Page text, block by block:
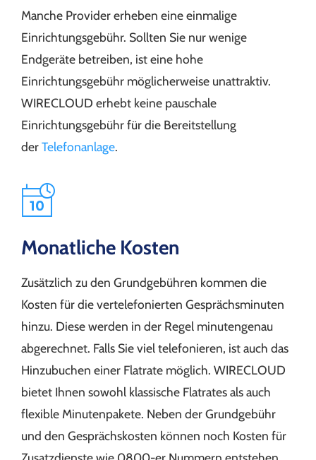
Manche Provider erheben eine einmalige
Einrichtungsgebühr. Sollten Sie nur wenige
Endgeräte betreiben, ist eine hohe
Einrichtungsgebühr möglicherweise unattraktiv.
WIRECLOUD erhebt keine pauschale
Einrichtungsgebühr für die Bereitstellung
derTelefonanlage.
Monatliche Kosten
Zusätzlich zu den Grundgebühren kommen die
Kosten für die vertelefonierten Gesprächsminuten
hinzu. Diese werden in der Regel minutengenau
abgerechnet. Falls Sie viel telefonieren, ist auch das
Hinzubuchen einer Flatrate möglich. WIRECLOUD
bietet Ihnen sowohl klassische Flatrates als auch
flexible Minutenpakete. Neben der Grundgebühr
und den Gesprächskosten können noch Kosten für